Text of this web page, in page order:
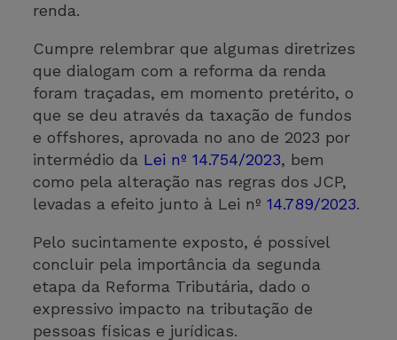
renda.
Cumpre relembrar que algumas diretrizes
que dialogam com a reforma da renda
foram traçadas, em momento pretérito, o
que se deu através da taxação de fundos
e offshores, aprovada no ano de 2023 por
intermédio da Lei nº 14.754/2023, bem
como pela alteração nas regras dos JCP,
levadas a efeito junto à Lei nº14.789/2023.
Pelo sucintamente exposto, é possível
concluir pela importância da segunda
etapa da Reforma Tributária, dado o
expressivo impacto na tributação de
pessoas físicas e jurídicas.